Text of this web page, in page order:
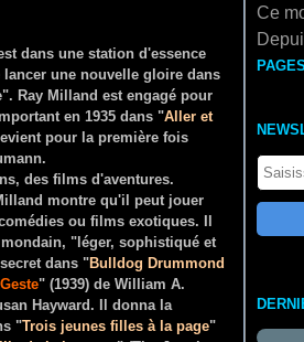
dans une station d'essence
une nouvelle gloire dans
Ray Milland est engagé pour
en 1935 dans "Aller et
pour la première fois
des films d'aventures.
montre qu'il peut jouer
ou films exotiques. Il
"léger, sophistiqué et
dans "Bulldog Drummond
" (1939) de William A.
Hayward. Il donna la
"Trois jeunes filles à la page"
Ce